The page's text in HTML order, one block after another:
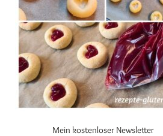
Mein kostenloser Newsletter